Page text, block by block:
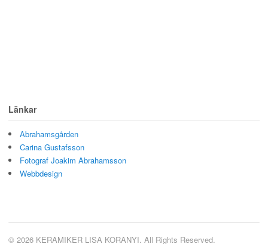
Länkar
Abrahamsgården
Carina Gustafsson
Fotograf Joakim Abrahamsson
Webbdesign
© 2026 KERAMIKER LISA KORANYI. All Rights Reserved.